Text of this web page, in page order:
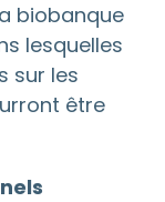
biobanque
lesquelles
sur les
être